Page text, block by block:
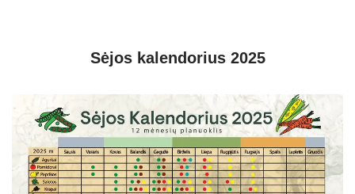
Sėjos kalendorius 2025